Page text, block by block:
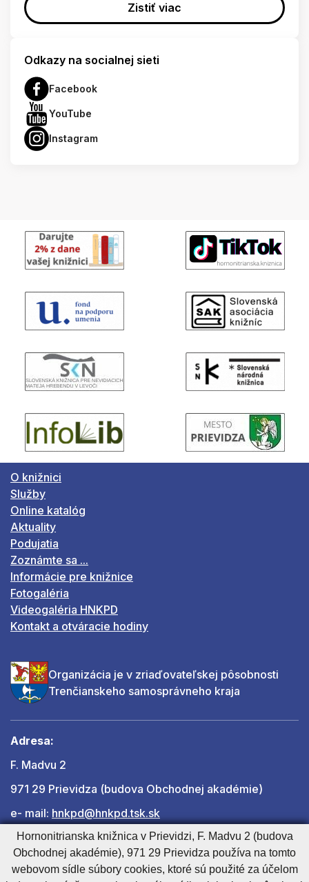
Zistiť viac
Odkazy na socialnej sieti
Facebook
YouTube
Instagram
O knižnici
Služby
Online katalóg
Aktuality
Podujatia
Zoznámte sa ...
Informácie pre knižnice
Fotogaléria
Videogaléria HNKPD
Kontakt a otváracie hodiny
Organizácia je v zriaďovateľskej pôsobnosti
Trenčianskeho samosprávneho kraja
Adresa:
F. Madvu 2
971 29 Prievidza (budova Obchodnej akadémie)
e- mail: hnkpd@hnkpd.tsk.sk
Ďalšie kontakty
Hornonitrianska knižnica v Prievidzi, F. Madvu 2 (budova
Obchodnej akadémie), 971 29 Prievidza používa na tomto
webovom sídle súbory cookies, ktoré sú použité za účelom